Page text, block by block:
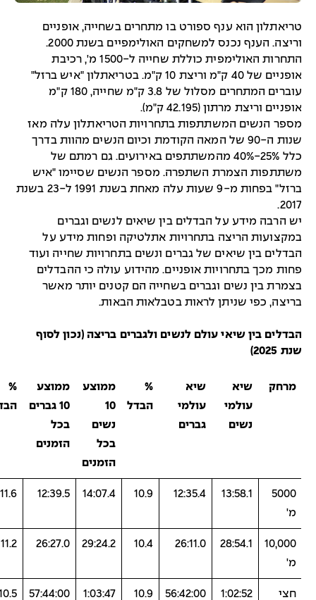
טריאתלון הוא ענף ספורט בו מתחרים בשחייה, אופניים
וריצה. הענף נכנס למשחקים האולימפיים בשנת 2000.
התחרות האולימפית כוללת שחייה ל-1500 מ', רכיבת
אופניים של 40 ק"מ וריצת 10 ק"מ. בטריאתלון "איש ברזל"
עוברים המתחרים מסלול של 3.8 ק"מ שחייה, 180 ק"מ
אופניים וריצת מרתון (42.195 ק"מ).
מספר הנשים המשתתפות בתחרויות הטריאתלון עלה מאז
שנות ה-90 של המאה הקודמת וכיום הנשים מהוות בדרך
כלל 25%-40% מהמשתתפים באירועים. גם רמתם של
משתתפות הצמרת השתפרה. מספר הנשים שסיימו "איש
ברזל" בפחות מ-9 שעות עלה מאחת בשנת 1991 ל-23 בשנת
2017.
יש הרבה מידע על הבדלים בין שיאים לנשים וגברים
במקצועות הריצה בתחרויות אתלטיקה ופחות מידע על
הבדלים בין שיאים של גברים ונשים בתחרויות שחייה ועוד
פחות מכך בתחרויות אופניים. מהידוע עולה כי ההבדלים
בצמרת בין נשים וגברים בשחייה הם קטנים יותר מאשר
בריצה, כפי שניתן לראות בטבלאות הבאות.
הבדלים בין שיאי עולם לנשים ולגברים בריצה (נכון לסוף
שנת 2025)
מרחק
שיא
עולמי
נשים
שיא
עולמי
גברים
הבדל
ממוצע
10
נשים
בכל
הזמנים
ממוצע
10 גברים
בכל
הזמנים
הבדל
5000
13:58.1
12:35.4
10.9
14:07.4
12:39.5
11.6
10,000
28:54.1
26:11.0
10.4
29:24.2
26:27.0
11.2
חצי
1:02:52
56:42:00
10.9
1:03:47
57:44:00
10.5